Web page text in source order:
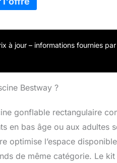
à jour – informations fournies
Bestway ?
gonflable rectangulaire
en bas âge ou aux adultes
optimise l’espace
de même catégorie. Le